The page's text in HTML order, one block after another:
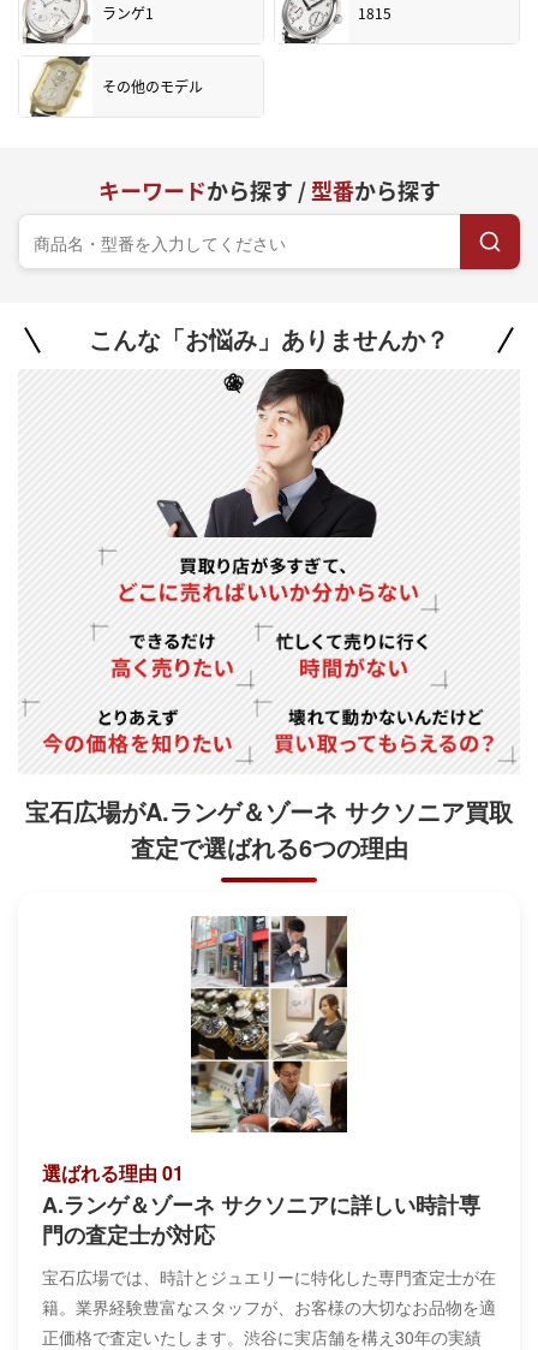
ランゲ1 1815
その他のモデル
キーワードから探す /型番から探す
こんな「お悩み」ありませんか？
宝石広場がA.ランゲ＆ゾーネ サクソニア買取
査定で選ばれる6つの理由
選ばれる理由 01
A.ランゲ＆ゾーネ サクソニアに詳しい時計専
門の査定士が対応
宝石広場では、時計とジュエリーに特化した専門査定士が在
籍。業界経験豊富なスタッフが、お客様の大切なお品物を適
正価格で査定いたします。渋谷に実店舗を構え30年の実績